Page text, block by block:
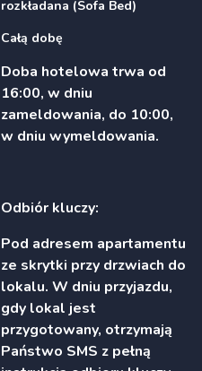
rozkładana (Sofa Bed)
Całą dobę
Doba hotelowa trwa od
16:00, w dniu
zameldowania, do 10:00,
w dniu wymeldowania.
Odbiór kluczy:
Pod adresem apartamentu
ze skrytki przy drzwiach do
lokalu. W dniu przyjazdu,
gdy lokal jest
przygotowany, otrzymają
Państwo SMS z pełną